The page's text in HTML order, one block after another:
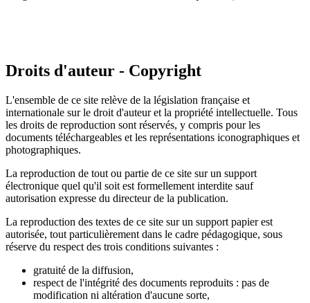
Droits d'auteur - Copyright
L'ensemble de ce site relève de la législation française et
internationale sur le droit d'auteur et la propriété intellectuelle. Tous
les droits de reproduction sont réservés, y compris pour les
documents téléchargeables et les représentations iconographiques et
photographiques.
La reproduction de tout ou partie de ce site sur un support
électronique quel qu'il soit est formellement interdite sauf
autorisation expresse du directeur de la publication.
La reproduction des textes de ce site sur un support papier est
autorisée, tout particulièrement dans le cadre pédagogique, sous
réserve du respect des trois conditions suivantes :
gratuité de la diffusion,
respect de l'intégrité des documents reproduits : pas de
modification ni altération d'aucune sorte,